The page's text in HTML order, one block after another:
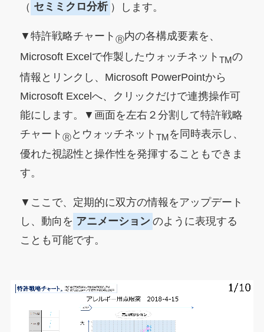
（ セミミクロ分析 ）します。
▼特許戦略チャートⓇ内の各構成要素を、
Microsoft Excelで作製したウォッチネットTMの
情報とリンクし、Microsoft PowerPointから
Microsoft Excelへ、クリックだけで連携操作可
能にします。▼画面を左右２分割して特許戦略
チャートⓇとウォッチネットTMを同時表示し、
優れた視認性と操作性を発揮することもできま
す。
▼ここで、定期的に双方の情報をアップデート
し、動向を アニメーション のように表現する
ことも可能です。